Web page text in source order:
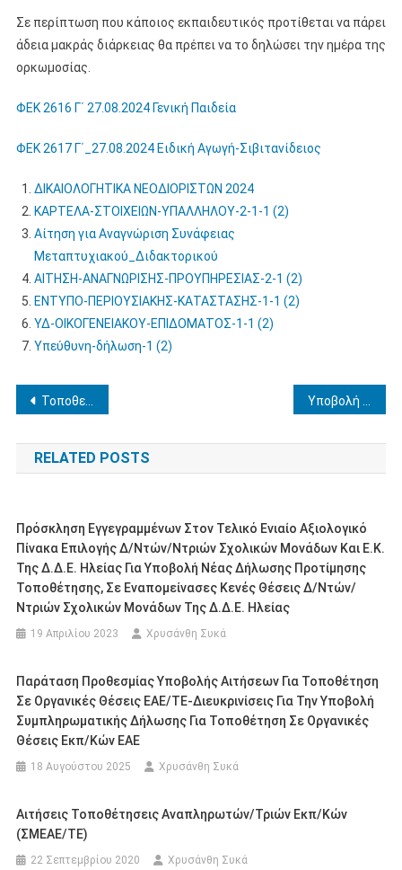
Σε περίπτωση που κάποιος εκπαιδευτικός προτίθεται να πάρει
άδεια μακράς διάρκειας θα πρέπει να το δηλώσει την ημέρα της
ορκωμοσίας.
ΦΕΚ 2616 Γ΄ 27.08.2024 Γενική Παιδεία
ΦΕΚ 2617 Γ΄_27.08.2024 Ειδική Αγωγή-Σιβιτανίδειος
ΔΙΚΑΙΟΛΟΓΗΤΙΚΑ ΝΕΟΔΙΟΡΙΣΤΩΝ 2024
ΚΑΡΤΕΛΑ-ΣΤΟΙΧΕΙΩΝ-ΥΠΑΛΛΗΛΟΥ-2-1-1 (2)
Αίτηση για Αναγνώριση Συνάφειας
Μεταπτυχιακού_Διδακτορικού
ΑΙΤΗΣΗ-ΑΝΑΓΝΩΡΙΣΗΣ-ΠΡΟΥΠΗΡΕΣΙΑΣ-2-1 (2)
ΕΝΤΥΠΟ-ΠΕΡΙΟΥΣΙΑΚΗΣ-ΚΑΤΑΣΤΑΣΗΣ-1-1 (2)
ΥΔ-ΟΙΚΟΓΕΝΕΙΑΚΟΥ-ΕΠΙΔΟΜΑΤΟΣ-1-1 (2)
Υπεύθυνη-δήλωση-1 (2)
Πλοήγηση
άρθρων
Τοποθετήσεις Νεοδιόριστων εκπ/κών ΕΑΕ σε λειτουργικά κενά Δ.Ε. Ηλείας
RELATED POSTS
Πρόσκληση Εγγεγραμμένων Στον Τελικό Ενιαίο Αξιολογικό
Πίνακα Επιλογής Δ/ντών/ντριών Σχολικών Μονάδων Και Ε.Κ.
Της Δ.Δ.Ε. Ηλείας Για Υποβολή Νέας Δήλωσης Προτίμησης
Τοποθέτησης, Σε Εναπομείνασες Κενές Θέσεις Δ/ντών/
Ντριών Σχολικών Μονάδων Της Δ.Δ.Ε. Ηλείας
19 Απριλίου 2023 Χρυσάνθη Συκά
Παράταση Προθεσμίας Υποβολής Αιτήσεων Για Τοποθέτηση
Σε Οργανικές Θέσεις EAE/ΤΕ-Διευκρινίσεις Για Την Υποβολή
Συμπληρωματικής Δήλωσης Για Τοποθέτηση Σε Οργανικές
Θέσεις Εκπ/κών ΕΑΕ
18 Αυγούστου 2025 Χρυσάνθη Συκά
Αιτήσεις Τοποθέτησεις Αναπληρωτών/τριών Εκπ/κών
(ΣΜΕΑΕ/ΤΕ)
22 Σεπτεμβρίου 2020 Χρυσάνθη Συκά